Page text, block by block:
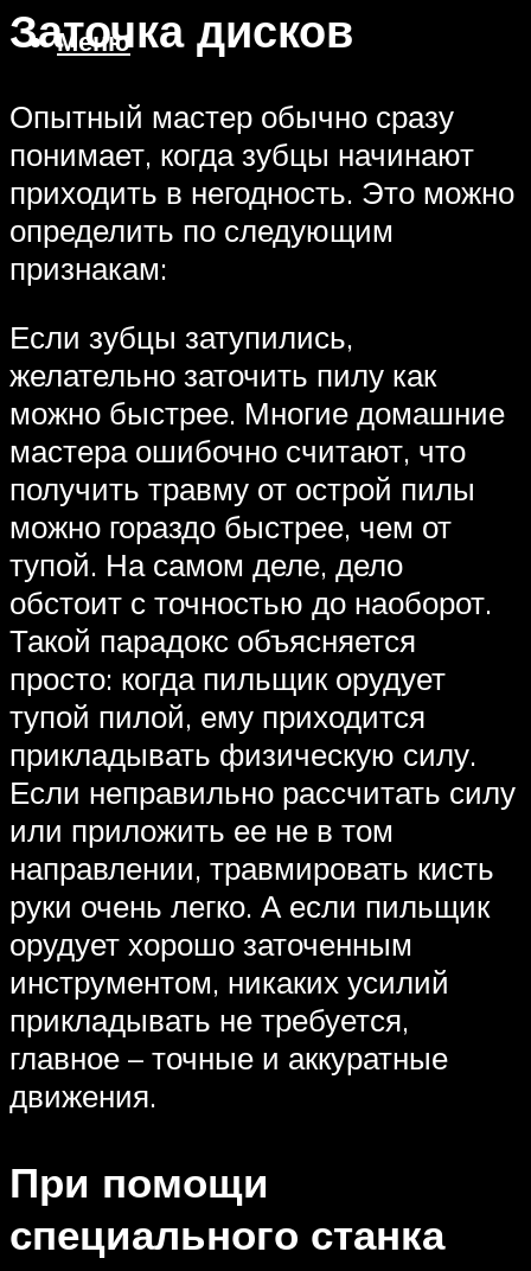
Меню
Заточка дисков
Опытный мастер обычно сразу
понимает, когда зубцы начинают
приходить в негодность. Это можно
определить по следующим
признакам:
Если зубцы затупились,
желательно заточить пилу как
можно быстрее. Многие домашние
мастера ошибочно считают, что
получить травму от острой пилы
можно гораздо быстрее, чем от
тупой. На самом деле, дело
обстоит с точностью до наоборот.
Такой парадокс объясняется
просто: когда пильщик орудует
тупой пилой, ему приходится
прикладывать физическую силу.
Если неправильно рассчитать силу
или приложить ее не в том
направлении, травмировать кисть
руки очень легко. А если пильщик
орудует хорошо заточенным
инструментом, никаких усилий
прикладывать не требуется,
главное – точные и аккуратные
движения.
При помощи
специального станка